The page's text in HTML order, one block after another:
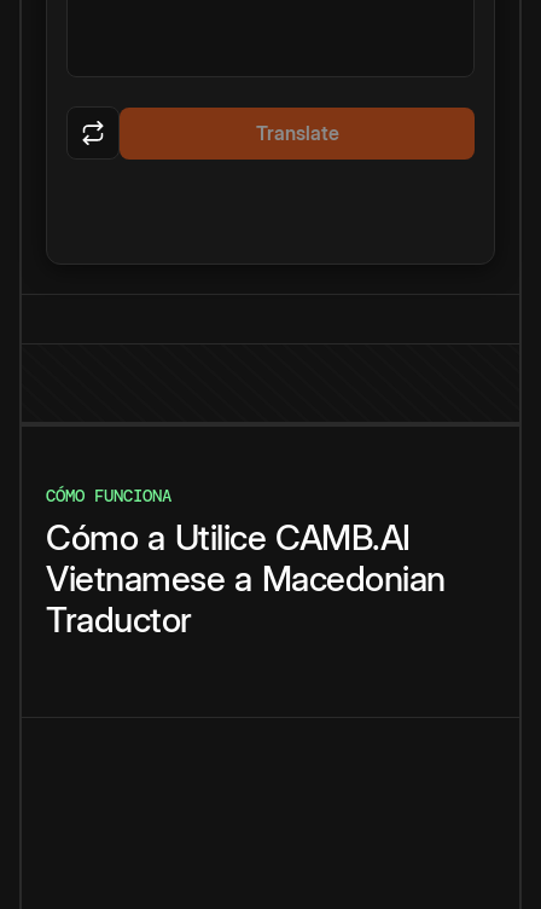
Translate
CÓMO FUNCIONA
Cómo a Utilice CAMB.AI
Vietnamese a Macedonian
Traductor